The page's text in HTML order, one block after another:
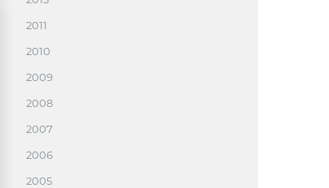
2011
2010
2009
2008
2007
2006
2005